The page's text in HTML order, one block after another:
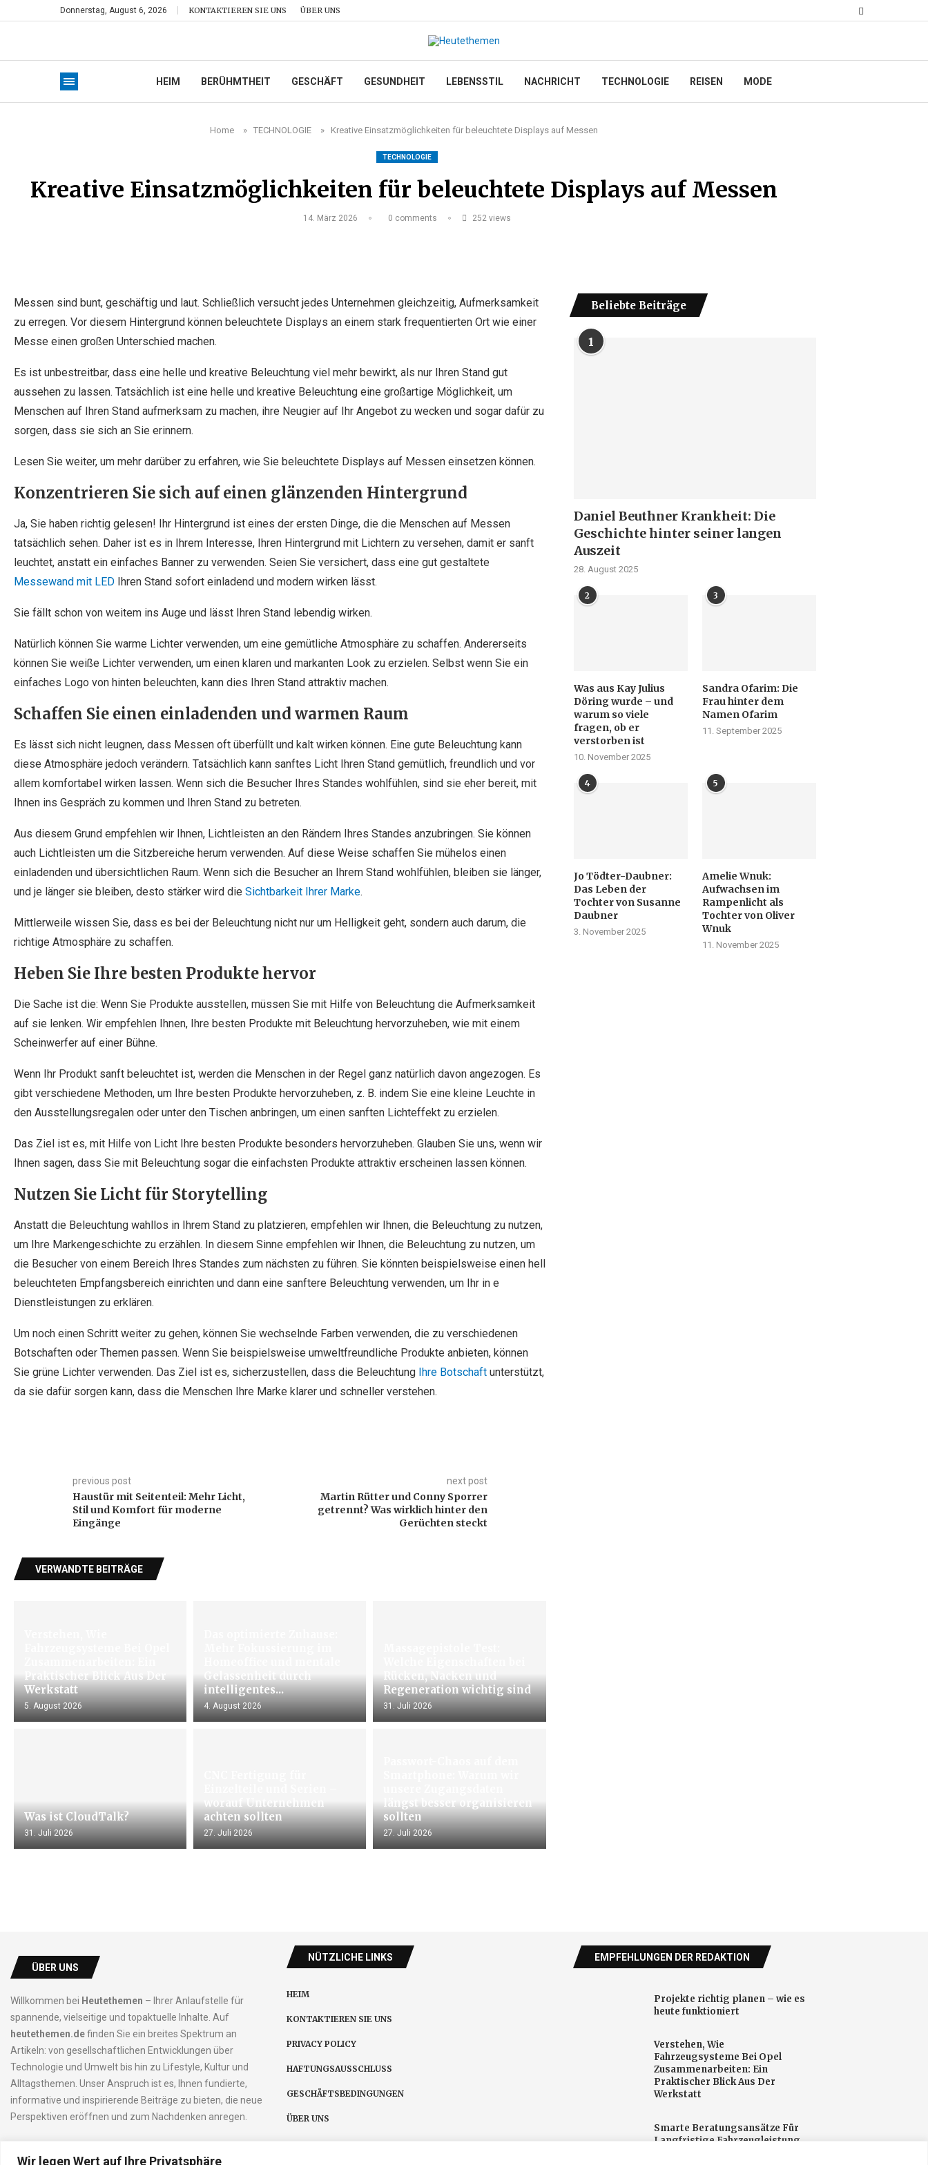
Wir legen Wert auf Ihre Privatsphäre
Donnerstag, August 6, 2026 KONTAKTIEREN SIE UNS ÜBER UNS
HEIM BERÜHMTHEIT GESCHÄFT GESUNDHEIT LEBENSSTIL NACHRICHT TECHNOLOGIE REISEN MODE
Home » TECHNOLOGIE » Kreative Einsatzmöglichkeiten für beleuchtete Displays auf Messen
TECHNOLOGIE
Kreative Einsatzmöglichkeiten für beleuchtete Displays auf Messen
14. März 2026 0 comments 252views
Messen sind bunt, geschäftig und laut. Schließlich versucht jedes Unternehmen gleichzeitig, Aufmerksamkeit
zu erregen. Vor diesem Hintergrund können beleuchtete Displays an einem stark frequentierten Ort wie einer
Messe einen großen Unterschied machen.
Es ist unbestreitbar, dass eine helle und kreative Beleuchtung viel mehr bewirkt, als nur Ihren Stand gut
aussehen zu lassen. Tatsächlich ist eine helle und kreative Beleuchtung eine großartige Möglichkeit, um
Menschen auf Ihren Stand aufmerksam zu machen, ihre Neugier auf Ihr Angebot zu wecken und sogar dafür zu
sorgen, dass sie sich an Sie erinnern.
Lesen Sie weiter, um mehr darüber zu erfahren, wie Sie beleuchtete Displays auf Messen einsetzen können.
Konzentrieren Sie sich auf einen glänzenden Hintergrund
Ja, Sie haben richtig gelesen! Ihr Hintergrund ist eines der ersten Dinge, die die Menschen auf Messen
tatsächlich sehen. Daher ist es in Ihrem Interesse, Ihren Hintergrund mit Lichtern zu versehen, damit er sanft
leuchtet, anstatt ein einfaches Banner zu verwenden. Seien Sie versichert, dass eine gut gestaltete
Messewand mit LED Ihren Stand sofort einladend und modern wirken lässt.
Sie fällt schon von weitem ins Auge und lässt Ihren Stand lebendig wirken.
Natürlich können Sie warme Lichter verwenden, um eine gemütliche Atmosphäre zu schaffen. Andererseits
können Sie weiße Lichter verwenden, um einen klaren und markanten Look zu erzielen. Selbst wenn Sie ein
einfaches Logo von hinten beleuchten, kann dies Ihren Stand attraktiv machen.
Schaffen Sie einen einladenden und warmen Raum
Es lässt sich nicht leugnen, dass Messen oft überfüllt und kalt wirken können. Eine gute Beleuchtung kann
diese Atmosphäre jedoch verändern. Tatsächlich kann sanftes Licht Ihren Stand gemütlich, freundlich und vor
allem komfortabel wirken lassen. Wenn sich die Besucher Ihres Standes wohlfühlen, sind sie eher bereit, mit
Ihnen ins Gespräch zu kommen und Ihren Stand zu betreten.
Aus diesem Grund empfehlen wir Ihnen, Lichtleisten an den Rändern Ihres Standes anzubringen. Sie können
auch Lichtleisten um die Sitzbereiche herum verwenden. Auf diese Weise schaffen Sie mühelos einen
einladenden und übersichtlichen Raum. Wenn sich die Besucher an Ihrem Stand wohlfühlen, bleiben sie länger,
und je länger sie bleiben, desto stärker wird die Sichtbarkeit Ihrer Marke.
Mittlerweile wissen Sie, dass es bei der Beleuchtung nicht nur um Helligkeit geht, sondern auch darum, die
richtige Atmosphäre zu schaffen.
Heben Sie Ihre besten Produkte hervor
Die Sache ist die: Wenn Sie Produkte ausstellen, müssen Sie mit Hilfe von Beleuchtung die Aufmerksamkeit
auf sie lenken. Wir empfehlen Ihnen, Ihre besten Produkte mit Beleuchtung hervorzuheben, wie mit einem
Scheinwerfer auf einer Bühne.
Wenn Ihr Produkt sanft beleuchtet ist, werden die Menschen in der Regel ganz natürlich davon angezogen. Es
gibt verschiedene Methoden, um Ihre besten Produkte hervorzuheben, z. B. indem Sie eine kleine Leuchte in
den Ausstellungsregalen oder unter den Tischen anbringen, um einen sanften Lichteffekt zu erzielen.
Das Ziel ist es, mit Hilfe von Licht Ihre besten Produkte besonders hervorzuheben. Glauben Sie uns, wenn wir
Ihnen sagen, dass Sie mit Beleuchtung sogar die einfachsten Produkte attraktiv erscheinen lassen können.
Nutzen Sie Licht für Storytelling
Anstatt die Beleuchtung wahllos in Ihrem Stand zu platzieren, empfehlen wir Ihnen, die Beleuchtung zu nutzen,
um Ihre Markengeschichte zu erzählen. In diesem Sinne empfehlen wir Ihnen, die Beleuchtung zu nutzen, um
die Besucher von einem Bereich Ihres Standes zum nächsten zu führen. Sie könnten beispielsweise einen hell
beleuchteten Empfangsbereich einrichten und dann eine sanftere Beleuchtung verwenden, um Ihr in e
Dienstleistungen zu erklären.
Um noch einen Schritt weiter zu gehen, können Sie wechselnde Farben verwenden, die zu verschiedenen
Botschaften oder Themen passen. Wenn Sie beispielsweise umweltfreundliche Produkte anbieten, können
Sie grüne Lichter verwenden. Das Ziel ist es, sicherzustellen, dass die Beleuchtung Ihre Botschaft unterstützt,
da sie dafür sorgen kann, dass die Menschen Ihre Marke klarer und schneller verstehen.
previous post
Haustür mit Seitenteil: Mehr Licht,
Stil und Komfort für moderne
Eingänge
next post
Martin Rütter und Conny Sporrer
getrennt? Was wirklich hinter den
Gerüchten steckt
VERWANDTE BEITRÄGE
Praktischer Blick Aus Der
Werkstatt
5. August 2026
Gelassenheit durch
intelligentes...
4. August 2026
Rücken, Nacken und
Regeneration wichtig sind
31. Juli 2026
Was ist CloudTalk?
31. Juli 2026
worauf Unternehmen
achten sollten
27. Juli 2026
längst besser organisieren
sollten
27. Juli 2026
Beliebte Beiträge
1
Daniel Beuthner Krankheit: Die
Geschichte hinter seiner langen
Auszeit
28. August 2025
2
Was aus Kay Julius
Döring wurde – und
warum so viele
fragen, ob er
verstorben ist
10. November 2025
3
Sandra Ofarim: Die
Frau hinter dem
Namen Ofarim
11. September 2025
4
Jo Tödter-Daubner:
Das Leben der
Tochter von Susanne
Daubner
3. November 2025
5
Amelie Wnuk:
Aufwachsen im
Rampenlicht als
Tochter von Oliver
Wnuk
11. November 2025
ÜBER UNS
Willkommen bei Heutethemen – Ihrer Anlaufstelle für
spannende, vielseitige und topaktuelle Inhalte. Auf
heutethemen.definden Sie ein breites Spektrum an
Artikeln: von gesellschaftlichen Entwicklungen über
Technologie und Umwelt bis hin zu Lifestyle, Kultur und
Alltagsthemen. Unser Anspruch ist es, Ihnen fundierte,
informative und inspirierende Beiträge zu bieten, die neue
Perspektiven eröffnen und zum Nachdenken anregen.
NÜTZLICHE LINKS
HEIM
KONTAKTIEREN SIE UNS
PRIVACY POLICY
HAFTUNGSAUSSCHLUSS
GESCHÄFTSBEDINGUNGEN
ÜBER UNS
EMPFEHLUNGEN DER REDAKTION
Projekte richtig planen – wie es
heute funktioniert
Verstehen, Wie
Fahrzeugsysteme Bei Opel
Zusammenarbeiten: Ein
Praktischer Blick Aus Der
Werkstatt
Smarte Beratungsansätze Für
Langfristige Fahrzeugleistung